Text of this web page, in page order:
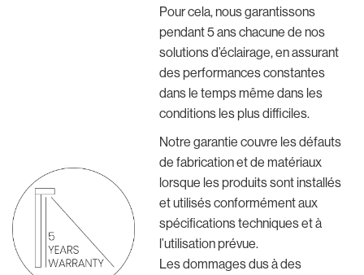
Pour cela, nous garantissons
pendant 5 ans chacune de nos
solutions d’éclairage, en assurant
des performances constantes
dans le temps même dans les
conditions les plus difficiles.
Notre garantie couvre les défauts
de fabrication et de matériaux
lorsque les produits sont installés
et utilisés conformément aux
spécifications techniques et à
l’utilisation prévue.
Les dommages dus à des